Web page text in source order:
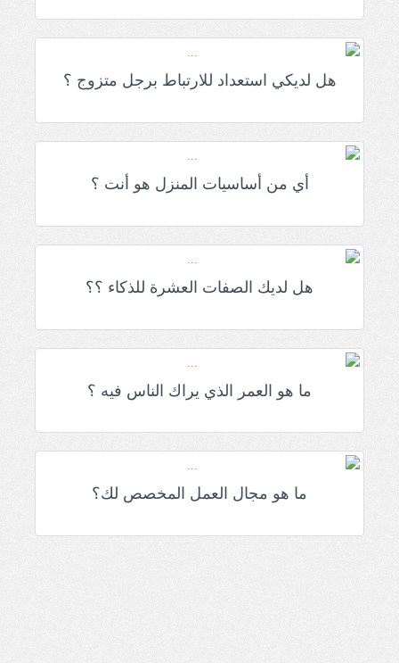
هل لديكي استعداد للارتباط برجل متزوج ؟
أي من أساسيات المنزل هو أنت ؟
هل لديك الصفات العشرة للذكاء ؟؟
ما هو العمر الذي يراك الناس فيه ؟
ما هو مجال العمل المخصص لك؟